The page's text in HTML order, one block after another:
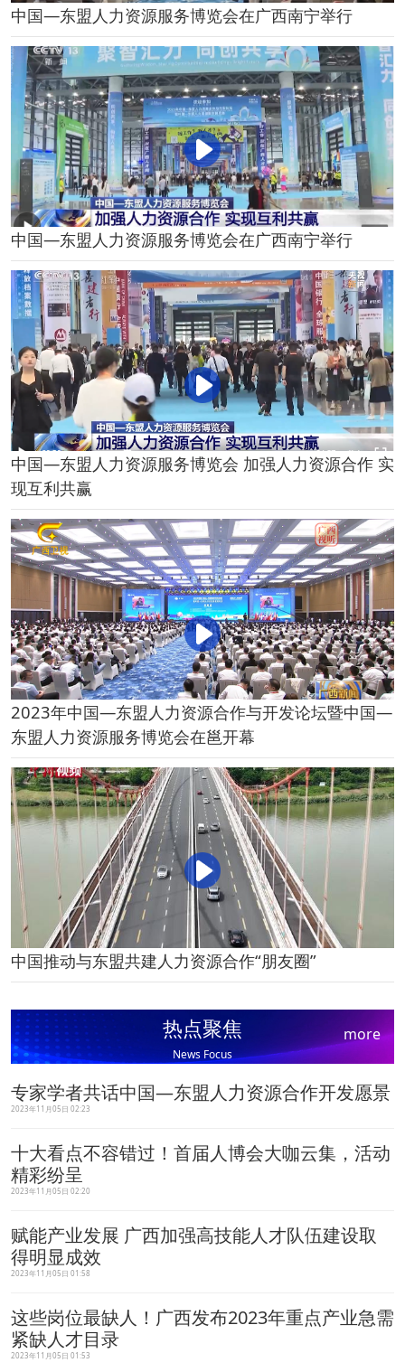
中国—东盟人力资源服务博览会在广西南宁举行
中国—东盟人力资源服务博览会在广西南宁举行
中国—东盟人力资源服务博览会 加强人力资源合作 实
现互利共赢
2023年中国—东盟人力资源合作与开发论坛暨中国—
东盟人力资源服务博览会在邕开幕
中国推动与东盟共建人力资源合作“朋友圈”
热点聚焦
News Focus
more
专家学者共话中国—东盟人力资源合作开发愿景
2023年11月05日 02:23
十大看点不容错过！首届人博会大咖云集，活动
精彩纷呈
2023年11月05日 02:20
赋能产业发展 广西加强高技能人才队伍建设取
得明显成效
2023年11月05日 01:58
这些岗位最缺人！广西发布2023年重点产业急需
紧缺人才目录
2023年11月05日 01:53